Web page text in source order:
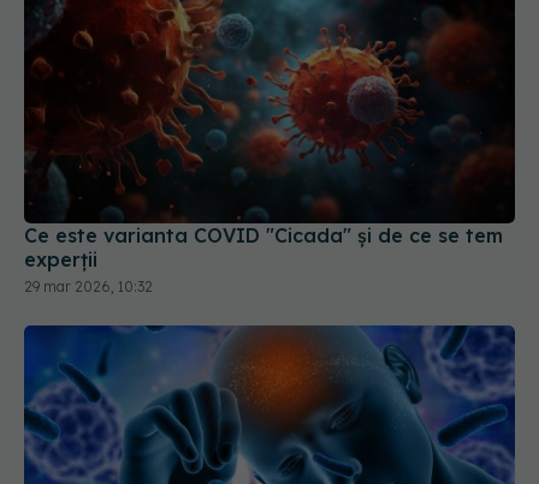
Ce este varianta COVID "Cicada" și de ce se tem
experții
29 mar 2026, 10:32